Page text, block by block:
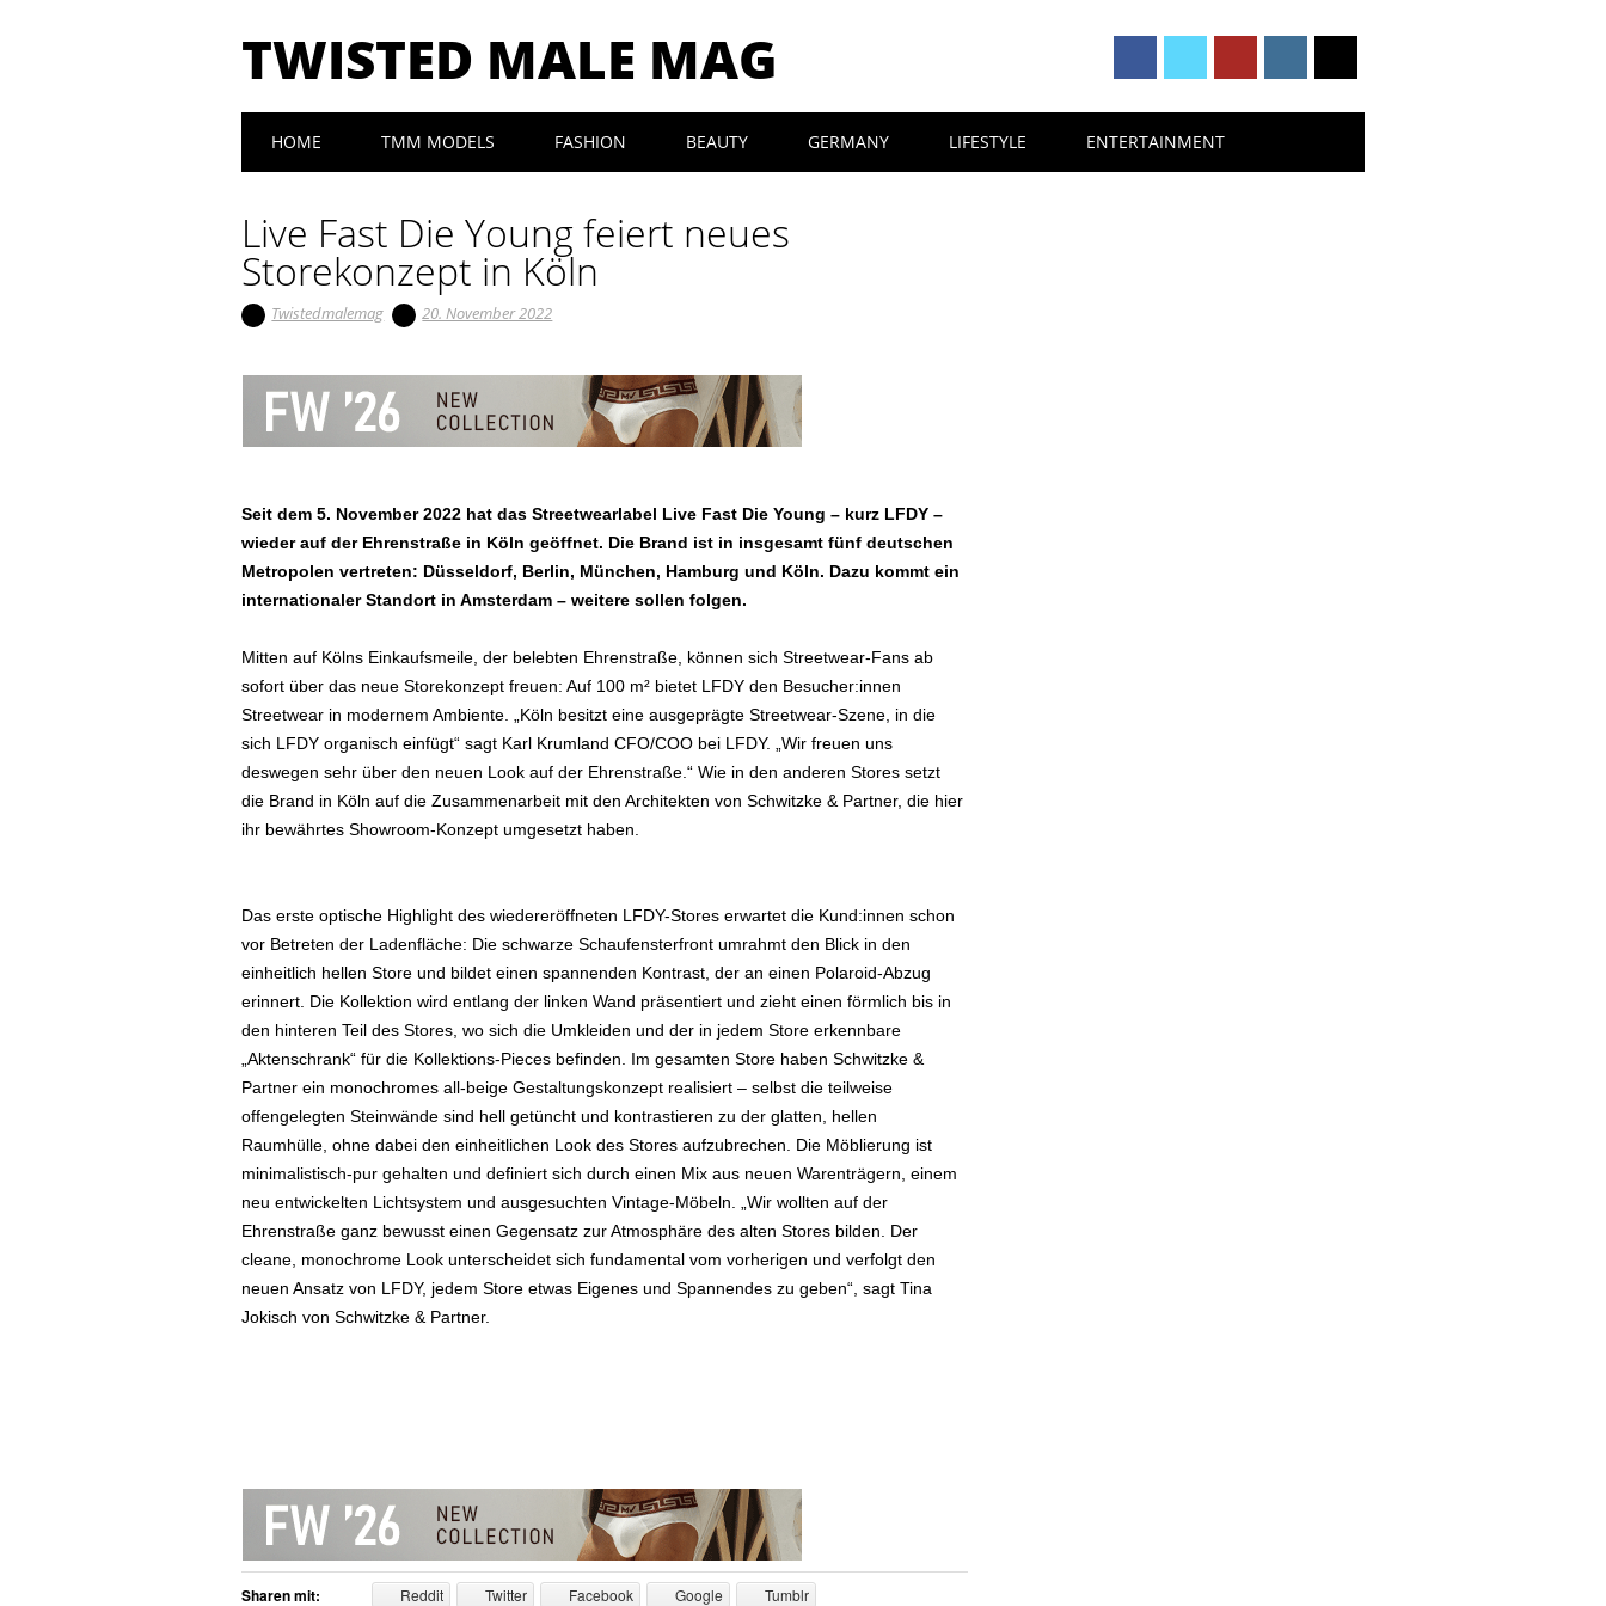
TWISTED MALE MAG
Main menu
HOME TMM MODELS FASHION BEAUTY GERMANY LIFESTYLE ENTERTAINMENT
Live Fast Die Young feiert neues
Storekonzept in Köln
Twistedmalemag 20. November 2022
Seit dem 5. November 2022 hat das Streetwearlabel Live Fast Die Young – kurz LFDY –
wieder auf der Ehrenstraße in Köln geöffnet. Die Brand ist in insgesamt fünf deutschen
Metropolen vertreten: Düsseldorf, Berlin, München, Hamburg und Köln. Dazu kommt ein
internationaler Standort in Amsterdam – weitere sollen folgen.
Mitten auf Kölns Einkaufsmeile, der belebten Ehrenstraße, können sich Streetwear-Fans ab
sofort über das neue Storekonzept freuen: Auf 100 m² bietet LFDY den Besucher:innen
Streetwear in modernem Ambiente. „Köln besitzt eine ausgeprägte Streetwear-Szene, in die
sich LFDY organisch einfügt“ sagt Karl Krumland CFO/COO bei LFDY. „Wir freuen uns
deswegen sehr über den neuen Look auf der Ehrenstraße.“ Wie in den anderen Stores setzt
die Brand in Köln auf die Zusammenarbeit mit den Architekten von Schwitzke & Partner, die hier
ihr bewährtes Showroom-Konzept umgesetzt haben.
Das erste optische Highlight des wiedereröffneten LFDY-Stores erwartet die Kund:innen schon
vor Betreten der Ladenfläche: Die schwarze Schaufensterfront umrahmt den Blick in den
einheitlich hellen Store und bildet einen spannenden Kontrast, der an einen Polaroid-Abzug
erinnert. Die Kollektion wird entlang der linken Wand präsentiert und zieht einen förmlich bis in
den hinteren Teil des Stores, wo sich die Umkleiden und der in jedem Store erkennbare
„Aktenschrank“ für die Kollektions-Pieces befinden. Im gesamten Store haben Schwitzke &
Partner ein monochromes all-beige Gestaltungskonzept realisiert – selbst die teilweise
offengelegten Steinwände sind hell getüncht und kontrastieren zu der glatten, hellen
Raumhülle, ohne dabei den einheitlichen Look des Stores aufzubrechen. Die Möblierung ist
minimalistisch-pur gehalten und definiert sich durch einen Mix aus neuen Warenträgern, einem
neu entwickelten Lichtsystem und ausgesuchten Vintage-Möbeln. „Wir wollten auf der
Ehrenstraße ganz bewusst einen Gegensatz zur Atmosphäre des alten Stores bilden. Der
cleane, monochrome Look unterscheidet sich fundamental vom vorherigen und verfolgt den
neuen Ansatz von LFDY, jedem Store etwas Eigenes und Spannendes zu geben“, sagt Tina
Jokisch von Schwitzke & Partner.
Sharen mit: Reddit Twitter Facebook Google Tumblr